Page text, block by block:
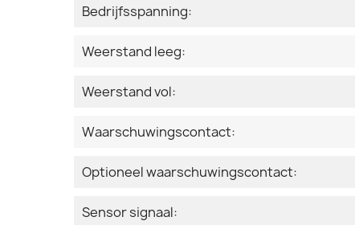
Bedrijfsspanning:
Weerstand leeg:
Weerstand vol:
Waarschuwingscontact:
Optioneel waarschuwingscontact:
Sensor signaal: